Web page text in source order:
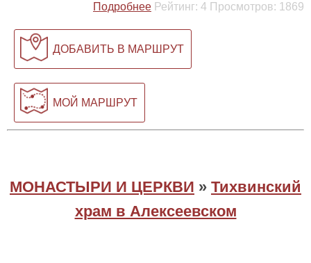
Подробнее Рейтинг: 4 Просмотров: 1869
ДОБАВИТЬ В МАРШРУТ
МОЙ МАРШРУТ
МОНАСТЫРИ И ЦЕРКВИ » Тихвинский
храм в Алексеевском